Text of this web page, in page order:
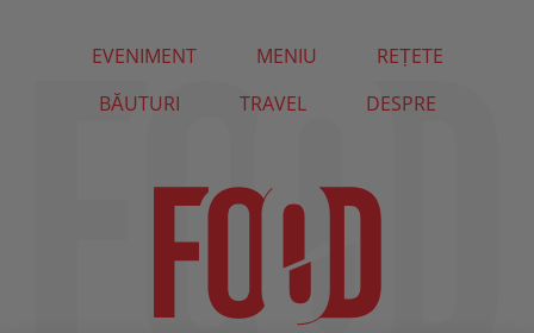
EVENIMENT MENIU
REȚETE
BĂUTURI
TRAVEL DESPRE